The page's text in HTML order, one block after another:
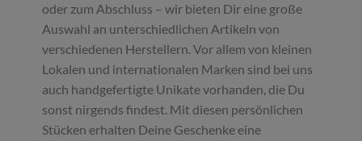
oder zum Abschluss – wir bieten Dir eine große
Auswahl an unterschiedlichen Artikeln von
verschiedenen Herstellern. Vor allem von kleinen
Lokalen und internationalen Marken sind bei uns
auch handgefertigte Unikate vorhanden, die Du
sonst nirgends findest. Mit diesen persönlichen
Stücken erhalten Deine Geschenke eine